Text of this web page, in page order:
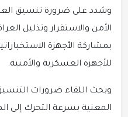
وشدد على ضرورة تنسيق
الأمن والاستقرار وتذليل
بمشاركة الأجهزة
للأجهزة العسكرية والأمنية.
وبحث اللقاء ضرورات
المعنية بسرعة التحرك إلى